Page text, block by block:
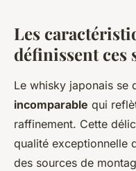
Les
définissent
Le whisky japonais se
incomparable qui
raffinement. Cette
qualité exceptionnelle
des sources de